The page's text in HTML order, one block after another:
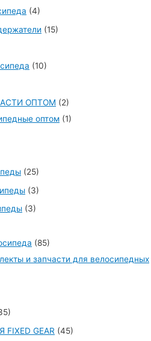
(4)
(15)
(10)
ОПТОМ (2)
оптом (1)
(25)
(3)
(3)
(85)
и запчасти для велосипедных
GEAR (45)